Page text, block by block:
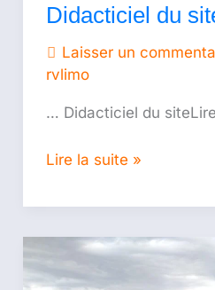
Didacticiel du
Laisser un
rvlimo
… Didacticiel du
Lire la suite »
Séjour
Aubusson